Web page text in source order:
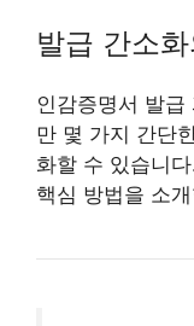
발급 간소
인감증명서 발급
만 몇 가지 간단
화할 수 있습니
핵심 방법을 소